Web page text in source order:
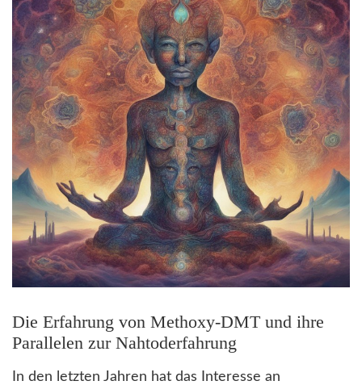
Die Erfahrung von Methoxy-DMT und ihre
Parallelen zur Nahtoderfahrung
In den letzten Jahren hat das Interesse an